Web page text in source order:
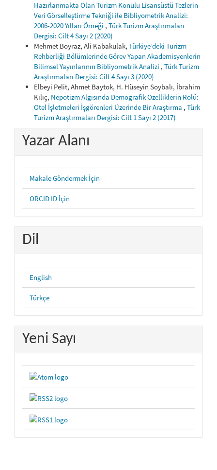
Hazırlanmakta Olan Turizm Konulu Lisansüstü Tezlerin
Veri Görselleştirme Tekniği ile Bibliyometrik Analizi:
2006-2020 Yılları Örneği , Türk Turizm Araştırmaları
Dergisi: Cilt 4 Sayı 2 (2020)
Mehmet Boyraz, Ali Kabakulak, Türkiye’deki Turizm
Rehberliği Bölümlerinde Görev Yapan Akademisyenlerin
Bilimsel Yayınlarının Bibliyometrik Analizi , Türk Turizm
Araştırmaları Dergisi: Cilt 4 Sayı 3 (2020)
Elbeyi Pelit, Ahmet Baytok, H. Hüseyin Soybalı, İbrahim
Kılıç, Nepotizm Algısında Demografik Özelliklerin Rolü:
Otel İşletmeleri İşgörenleri Üzerinde Bir Araştırma , Türk
Turizm Araştırmaları Dergisi: Cilt 1 Sayı 2 (2017)
Yazar Alanı
Makale Göndermek İçin
ORCID ID İçin
Dil
English
Türkçe
Yeni Sayı